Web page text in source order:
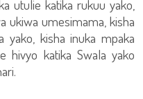
utulie katika rukuu yako,
ukiwa umesimama, kisha
yako, kisha inuka mpaka
hivyo katika Swala yako